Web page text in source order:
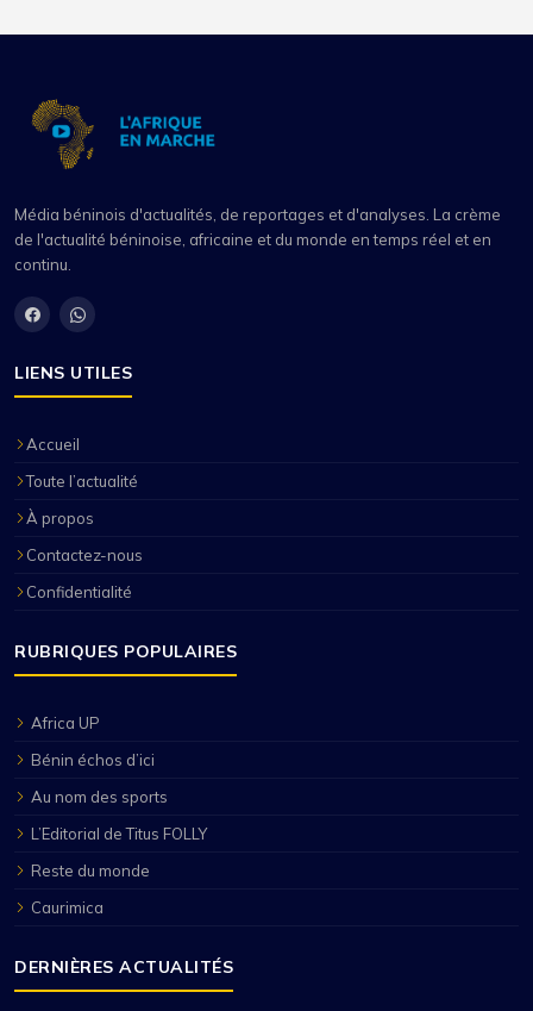
Média béninois d'actualités, de reportages et d'analyses. La crème
de l'actualité béninoise, africaine et du monde en temps réel et en
continu.
LIENS UTILES
Accueil
Toute l’actualité
À propos
Contactez-nous
Confidentialité
RUBRIQUES POPULAIRES
Africa UP
Bénin échos d’ici
Au nom des sports
L’Editorial de Titus FOLLY
Reste du monde
Caurimica
DERNIÈRES ACTUALITÉS